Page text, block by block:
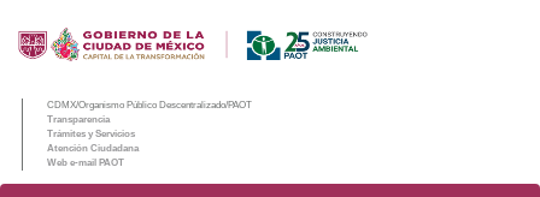
CDMX/Organismo Público Descentralizado/PAOT
Transparencia
Trámites y Servicios
Atención Ciudadana
Web e-mail PAOT